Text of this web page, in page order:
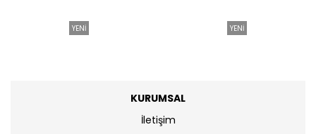
YENİ YENİ
KURUMSAL
İletişim